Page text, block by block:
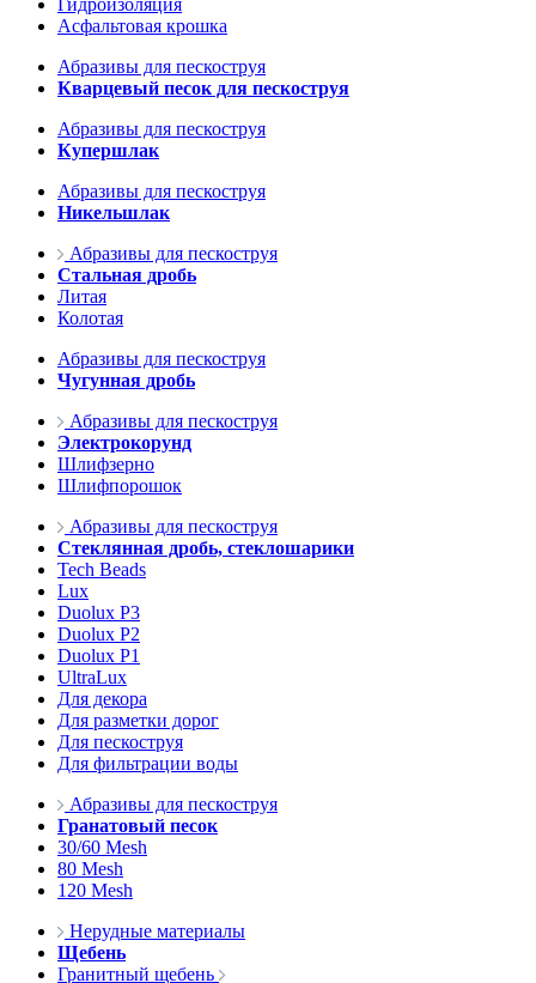
Гидроизоляция
Асфальтовая крошка
Абразивы для пескоструя
Кварцевый песок для пескоструя
Абразивы для пескоструя
Купершлак
Абразивы для пескоструя
Никельшлак
Абразивы для пескоструя
Стальная дробь
Литая
Колотая
Абразивы для пескоструя
Чугунная дробь
Абразивы для пескоструя
Электрокорунд
Шлифзерно
Шлифпорошок
Абразивы для пескоструя
Стеклянная дробь, стеклошарики
Tech Beads
Lux
Duolux P3
Duolux P2
Duolux P1
UltraLux
Для декора
Для разметки дорог
Для пескоструя
Для фильтрации воды
Абразивы для пескоструя
Гранатовый песок
30/60 Mesh
80 Mesh
120 Mesh
Нерудные материалы
Щебень
Гранитный щебень